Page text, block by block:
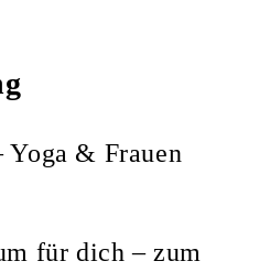
& Frauen
für dich – zum